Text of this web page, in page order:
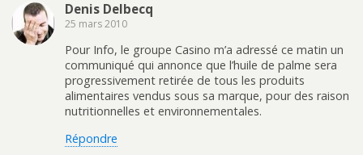
Denis Delbecq
25 mars 2010
Pour Info, le groupe Casino m’a adressé ce matin un
communiqué qui annonce que l’huile de palme sera
progressivement retirée de tous les produits
alimentaires vendus sous sa marque, pour des raison
nutritionnelles et environnementales.
Répondre